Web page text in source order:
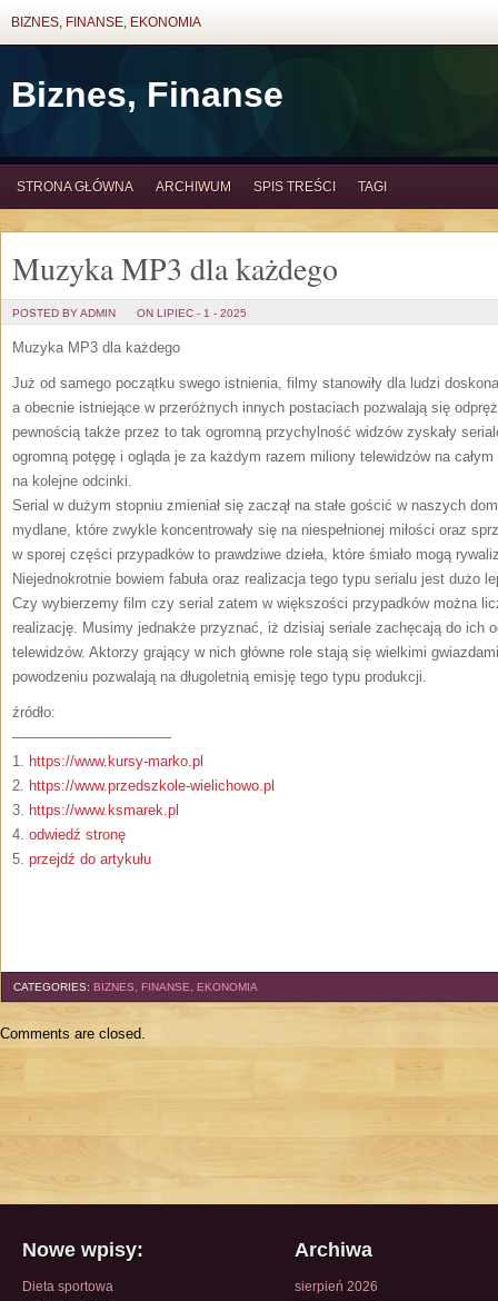
BIZNES, FINANSE, EKONOMIA
Biznes, Finanse
STRONA GŁÓWNA ARCHIWUM SPIS TREŚCI TAGI
Muzyka MP3 dla każdego
POSTED BY ADMIN ON LIPIEC - 1 - 2025
Muzyka MP3 dla każdego
Już od samego początku swego istnienia, filmy stanowiły dla ludzi
a obecnie istniejące w przeróżnych innych postaciach pozwalają się
pewnością także przez to tak ogromną przychylność widzów zyskały
ogromną potęgę i ogląda je za każdym razem miliony telewidzów na
na kolejne odcinki.
Serial w dużym stopniu zmieniał się zaczął na stałe gościć w naszych
mydlane, które zwykle koncentrowały się na niespełnionej miłości oraz
w sporej części przypadków to prawdziwe dzieła, które śmiało mogą
Niejednokrotnie bowiem fabuła oraz realizacja tego typu serialu jest dużo
Czy wybierzemy film czy serial zatem w większości przypadków można
realizację. Musimy jednakże przyznać, iż dzisiaj seriale zachęcają do ich
telewidzów. Aktorzy grający w nich główne role stają się wielkimi
powodzeniu pozwalają na długoletnią emisję tego typu produkcji.
źródło:
———————————
1. https://www.kursy-marko.pl
2. https://www.przedszkole-wielichowo.pl
3. https://www.ksmarek.pl
4. odwiedź stronę
5. przejdź do artykułu
CATEGORIES: BIZNES, FINANSE, EKONOMIA
Comments are closed.
Nowe wpisy:
Dieta sportowa
Archiwa
sierpień 2026